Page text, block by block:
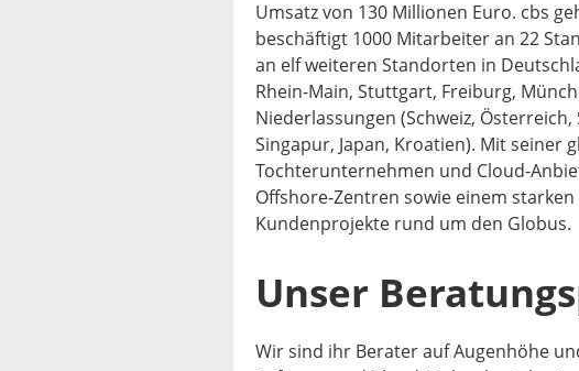
Umsatz von 130 Millionen Euro. cbs
beschäftigt 1000 Mitarbeiter an 22
an elf weiteren Standorten in
Rhein-Main, Stuttgart, Freiburg,
Niederlassungen (Schweiz, Österreich,
Singapur, Japan, Kroatien). Mit seiner
Tochterunternehmen und Cloud-
Offshore-Zentren sowie einem
Kundenprojekte rund um den Globus.
Unser
Wir sind ihr Berater auf Augenhöhe